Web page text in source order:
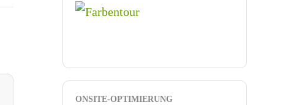
ONSITE-OPTIMIERUNG